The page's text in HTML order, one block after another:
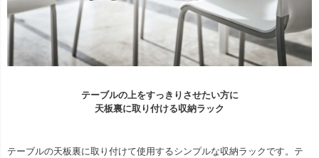
テーブルの上をすっきりさせたい方に
天板裏に取り付ける収納ラック
テーブルの天板裏に取り付けて使用するシンプルな収納ラックです。テ